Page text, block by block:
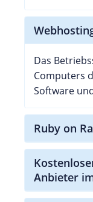
Das
Computers
Software
Ruby on
Anbieter